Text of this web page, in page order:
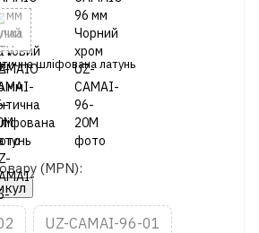
(MPN):
UZ-CAMAI-96-01